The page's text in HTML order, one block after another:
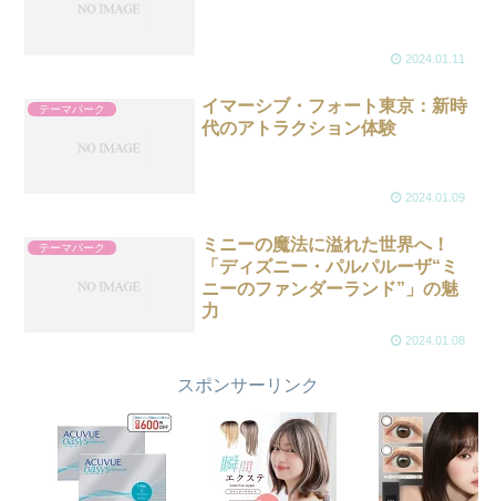
2024.01.11
テーマパーク
イマーシブ・フォート東京：新時
代のアトラクション体験
2024.01.09
テーマパーク
ミニーの魔法に溢れた世界へ！
「ディズニー・パルパルーザ“ミ
ニーのファンダーランド”」の魅
力
2024.01.08
スポンサーリンク